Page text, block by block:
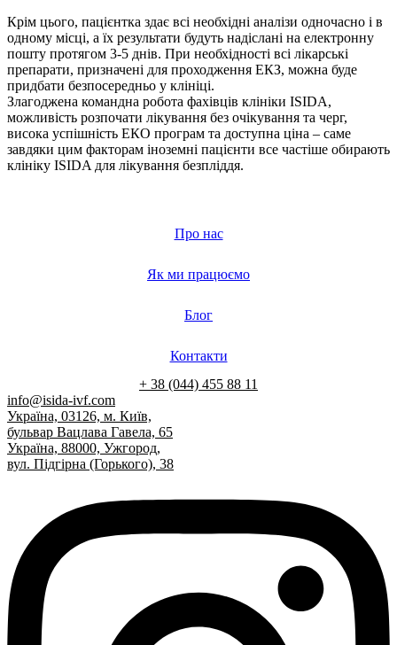
Крім цього, пацієнтка здає всі необхідні аналізи одночасно і в
одному місці, а їх результати будуть надіслані на електронну
пошту протягом 3-5 днів. При необхідності всі лікарські
препарати, призначені для проходження ЕКЗ, можна буде
придбати безпосередньо у клініці.
Злагоджена командна робота фахівців клініки ISIDA,
можливість розпочати лікування без очікування та черг,
висока успішність ЕКО програм та доступна ціна – саме
завдяки цим факторам іноземні пацієнти все частіше обирають
клініку ISIDA для лікування безпліддя.
Про нас
Як ми працюємо
Блог
Контакти
+ 38 (044) 455 88 11
info@isida-ivf.com
Україна, 03126, м. Київ,
бульвар Вацлава Гавела, 65
Україна, 88000, Ужгород,
вул. Підгірна (Горького), 38